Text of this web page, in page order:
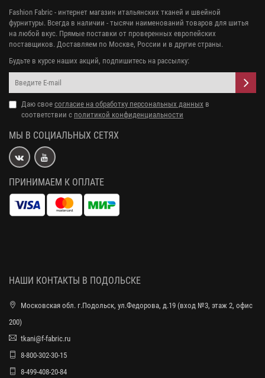
Fashion Fabric - интернет магазин итальянских тканей и швейной
фурнитуры. Всегда в наличии - тысячи наименований товаров для шитья
на любой вкус. Прямые поставки от проверенных европейских
поставщиков. Доставляем по Москве, России и в другие страны.
Будьте в курсе наших акций, подпишитесь на рассылку:
Даю свое согласие на обработку персональных данных в
соответствии с политикой конфиденциальности
МЫ В СОЦИАЛЬНЫХ СЕТЯХ
ПРИНИМАЕМ К ОПЛАТЕ
НАШИ КОНТАКТЫ В ПОДОЛЬСКЕ
Московская обл. г.Подольск, ул.Федорова, д.19 (вход №3, этаж 2, офис
200)
tkani@f-fabric.ru
8-800-302-30-15
8-499-408-20-84